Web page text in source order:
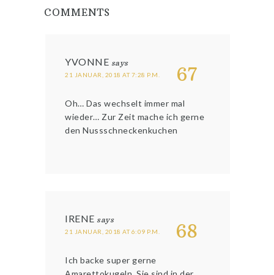
COMMENTS
67
YVONNE says
21 JANUAR, 2018 AT 7:28 P.M.
Oh… Das wechselt immer mal
wieder… Zur Zeit mache ich gerne
den Nussschneckenkuchen
68
IRENE says
21 JANUAR, 2018 AT 6:09 P.M.
Ich backe super gerne